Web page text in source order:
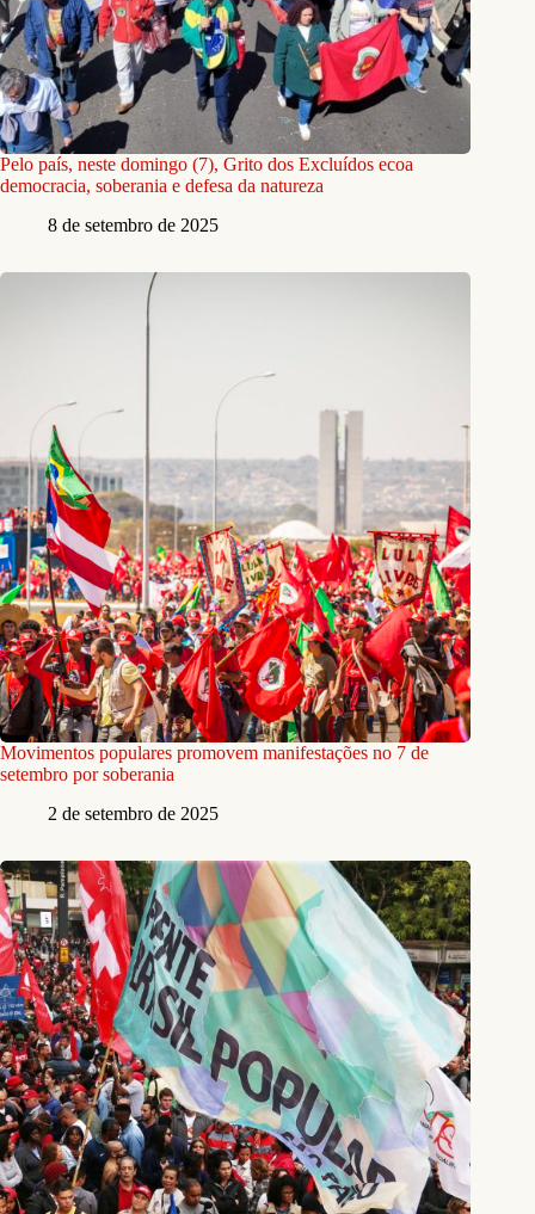
Pelo país, neste domingo (7), Grito dos Excluídos ecoa
democracia, soberania e defesa da natureza
8 de setembro de 2025
Movimentos populares promovem manifestações no 7 de
setembro por soberania
2 de setembro de 2025